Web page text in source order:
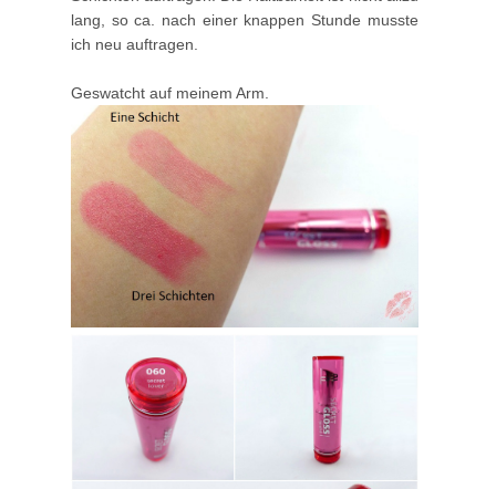
lang, so ca. nach einer knappen Stunde musste
ich neu auftragen.
Geswatcht auf meinem Arm.